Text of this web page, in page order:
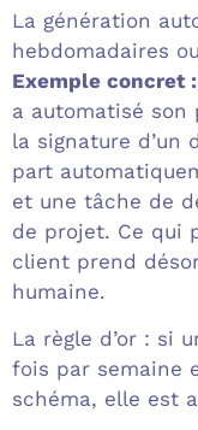
La génération
hebdomadaires
Exemple concret :
a automatisé son
la signature d’un
part
et une tâche de
de projet. Ce qui
client prend
humaine.
La règle d’or : si
fois par semaine
schéma, elle est